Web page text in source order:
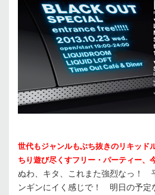
世代もジャンルもぶち抜きのリキッド
ちり遊び尽くすフリー・パーティー、
ぬわ、キタ、これまた強烈なっ！
ンギンにイく感じで！ 明日の予定